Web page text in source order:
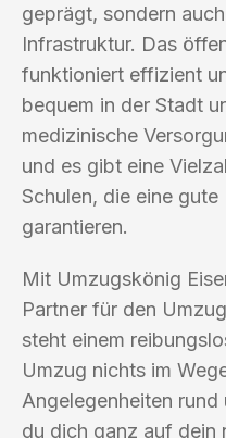
geprägt, sondern
Infrastruktur. Das
funktioniert effizient
bequem in der Stadt
medizinische
und es gibt eine
Schulen, die eine
garantieren.
Mit Umzugskönig
Partner für den
steht einem
Umzug nichts im
Angelegenheiten
du dich ganz auf dein